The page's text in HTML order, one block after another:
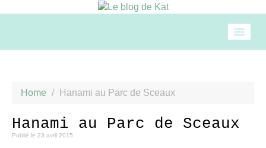
Beauté
Home / Hanami au Parc de Sceaux
Hanami au Parc de Sceaux
Publié le 23 avril 2015